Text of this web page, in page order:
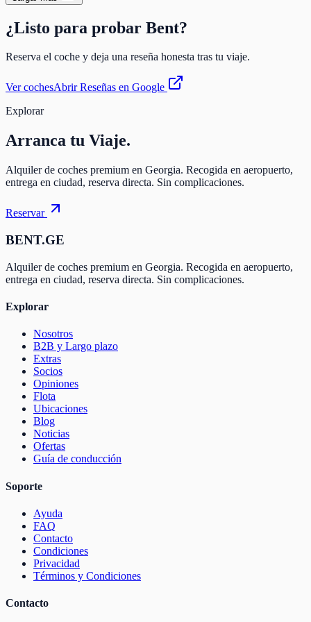
¿Listo para probar Bent?
Reserva el coche y deja una reseña honesta tras tu viaje.
Ver cochesAbrir Reseñas en Google
Explorar
Arranca tu Viaje.
Alquiler de coches premium en Georgia. Recogida en aeropuerto,
entrega en ciudad, reserva directa. Sin complicaciones.
Reservar
BENT.GE
Alquiler de coches premium en Georgia. Recogida en aeropuerto,
entrega en ciudad, reserva directa. Sin complicaciones.
Explorar
Nosotros
B2B y Largo plazo
Extras
Socios
Opiniones
Flota
Ubicaciones
Blog
Noticias
Ofertas
Guía de conducción
Soporte
Ayuda
FAQ
Contacto
Condiciones
Privacidad
Términos y Condiciones
Contacto